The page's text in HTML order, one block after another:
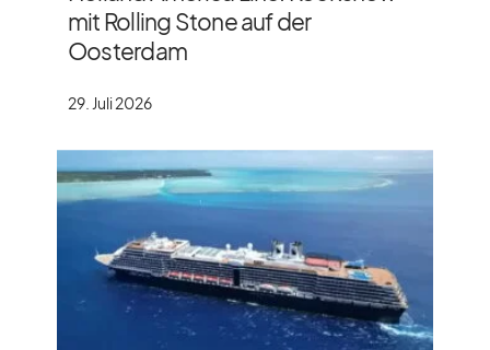
mit Rolling Stone auf der
Oosterdam
29. Juli 2026